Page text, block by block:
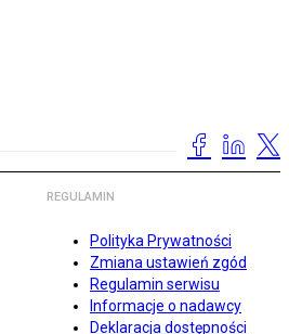
REGULAMIN
Polityka Prywatności
Zmiana ustawień zgód
Regulamin serwisu
Informacje o nadawcy
Deklaracja dostępności